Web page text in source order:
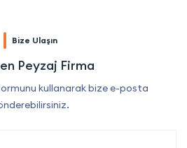
Bize Ulaşın
Peyzaj Firma
kullanarak bize e-posta